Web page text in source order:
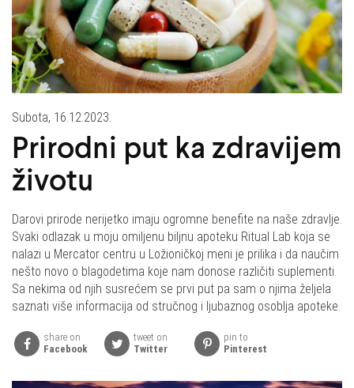
Subota, 16.12.2023.
Prirodni put ka zdravijem
životu
Darovi prirode nerijetko imaju ogromne benefite na naše zdravlje.
Svaki odlazak u moju omiljenu biljnu apoteku Ritual Lab koja se
nalazi u Mercator centru u Ložioničkoj meni je prilika i da naučim
nešto novo o blagodetima koje nam donose različiti suplementi.
Sa nekima od njih susrećem se prvi put pa sam o njima željela
saznati više informacija od stručnog i ljubaznog osoblja apoteke.
share on
Facebook
tweet on
Twitter
pin to
Pinterest